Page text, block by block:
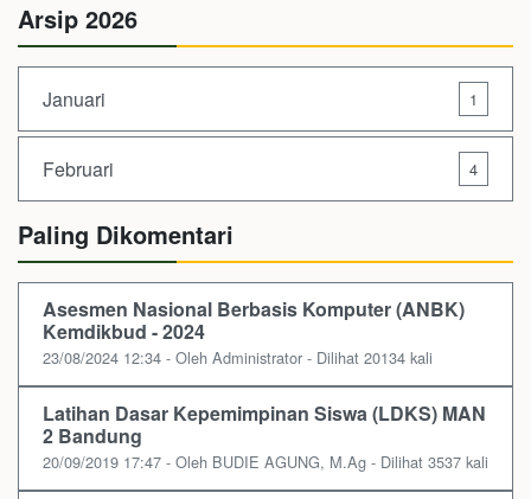
Arsip 2026
Januari 1
Februari 4
Paling Dikomentari
Asesmen Nasional Berbasis Komputer (ANBK)
Kemdikbud - 2024
23/08/2024 12:34 - Oleh Administrator - Dilihat 20134 kali
Latihan Dasar Kepemimpinan Siswa (LDKS) MAN
2 Bandung
20/09/2019 17:47 - Oleh BUDIE AGUNG, M.Ag - Dilihat 3537 kali